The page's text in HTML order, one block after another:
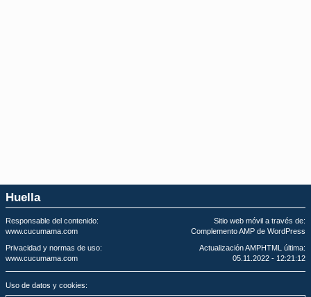
Huella
Responsable del contenido:
www.cucumama.com
Privacidad y normas de uso:
www.cucumama.com
Sitio web móvil a través de:
Complemento AMP de WordPress
Actualización AMPHTML última:
05.11.2022 - 12:21:12
Uso de datos y cookies: